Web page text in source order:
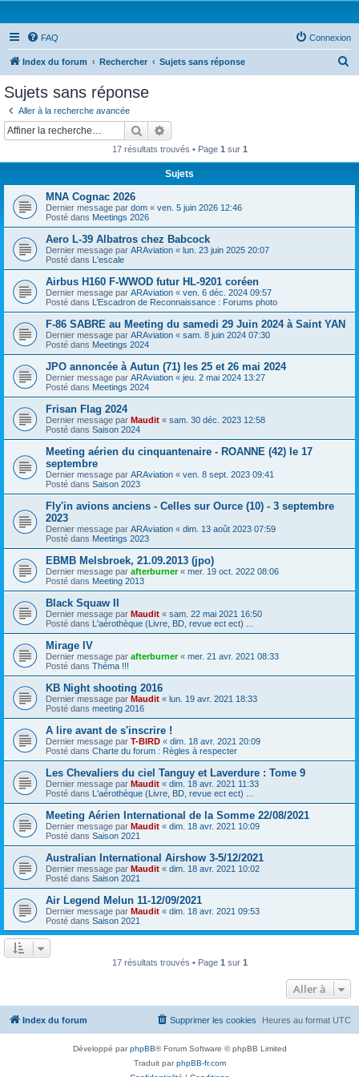
FAQ Connexion
Index du forum Rechercher Sujets sans réponse
Sujets sans réponse
Aller à la recherche avancée
Rechercher
17 résultats trouvés • Page 1 sur 1
Sujets
MNA Cognac 2026
Dernier message par dom « ven. 5 juin 2026 12:46
Posté dans Meetings 2026
Aero L-39 Albatros chez Babcock
Dernier message par ARAviation « lun. 23 juin 2025 20:07
Posté dans L'escale
Airbus H160 F-WWOD futur HL-9201 coréen
Dernier message par ARAviation « ven. 6 déc. 2024 09:57
Posté dans L’Escadron de Reconnaissance : Forums photo
F-86 SABRE au Meeting du samedi 29 Juin 2024 à Saint YAN
Dernier message par ARAviation « sam. 8 juin 2024 07:30
Posté dans Meetings 2024
JPO annoncée à Autun (71) les 25 et 26 mai 2024
Dernier message par ARAviation « jeu. 2 mai 2024 13:27
Posté dans Meetings 2024
Frisan Flag 2024
Dernier message par Maudit « sam. 30 déc. 2023 12:58
Posté dans Saison 2024
Meeting aérien du cinquantenaire - ROANNE (42) le 17
septembre
Dernier message par ARAviation « ven. 8 sept. 2023 09:41
Posté dans Saison 2023
Fly'in avions anciens - Celles sur Ource (10) - 3 septembre
2023
Dernier message par ARAviation « dim. 13 août 2023 07:59
Posté dans Meetings 2023
EBMB Melsbroek, 21.09.2013 (jpo)
Dernier message par afterburner« mer. 19 oct. 2022 08:06
Posté dans Meeting 2013
Black Squaw II
Dernier message par Maudit « sam. 22 mai 2021 16:50
Posté dans L'aérothèque (Livre, BD, revue ect ect) ...
Mirage IV
Dernier message par afterburner« mer. 21 avr. 2021 08:33
Posté dans Théma !!!
KB Night shooting 2016
Dernier message par Maudit « lun. 19 avr. 2021 18:33
Posté dans meeting 2016
A lire avant de s'inscrire !
Dernier message par T-BIRD « dim. 18 avr. 2021 20:09
Posté dans Charte du forum : Règles à respecter
Les Chevaliers du ciel Tanguy et Laverdure : Tome 9
Dernier message par Maudit « dim. 18 avr. 2021 11:33
Posté dans L'aérothèque (Livre, BD, revue ect ect) ...
Meeting Aérien International de la Somme 22/08/2021
Dernier message par Maudit « dim. 18 avr. 2021 10:09
Posté dans Saison 2021
Australian International Airshow 3-5/12/2021
Dernier message par Maudit « dim. 18 avr. 2021 10:02
Posté dans Saison 2021
Air Legend Melun 11-12/09/2021
Dernier message par Maudit « dim. 18 avr. 2021 09:53
Posté dans Saison 2021
17 résultats trouvés • Page 1 sur 1
Aller à
Index du forum Heures au format UTC
Supprimer les cookies
Développé parphpBB® Forum Software © phpBB Limited
Traduit parphpBB-fr.com